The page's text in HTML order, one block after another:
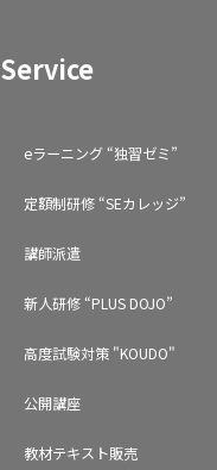
Service
eラーニング “独習ゼミ”
定額制研修 “SEカレッジ”
講師派遣
新人研修 “PLUS DOJO”
高度試験対策 "KOUDO"
公開講座
教材テキスト販売